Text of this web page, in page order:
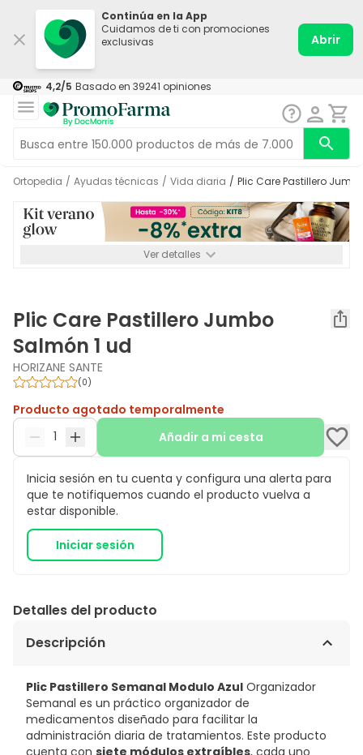
Continúa en la App
Cuidamos de ti con promociones
exclusivas
Abrir
4,2/5 Basado en 39241 opiniones
Ortopedia / Ayudas técnicas / Vida diaria / Plic Care Pastillero
Ver detalles
Plic Care Pastillero Jumbo
Salmón 1 ud
HORIZANE SANTE
(0)
Producto agotado temporalmente
Añadir a mi cesta
Inicia sesión en tu cuenta y configura una alerta para
que te notifiquemos cuando el producto vuelva a
estar disponible.
Iniciar sesión
Detalles del producto
Descripción
Plic Pastillero Semanal Modulo Azul Organizador
Semanal es un práctico organizador de
medicamentos diseñado para facilitar la
administración diaria de tratamientos. Este producto
cuenta con siete módulos extraíbles, cada uno